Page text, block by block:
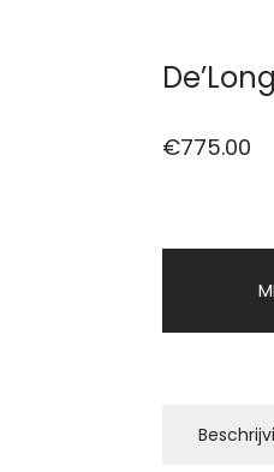
€775.00